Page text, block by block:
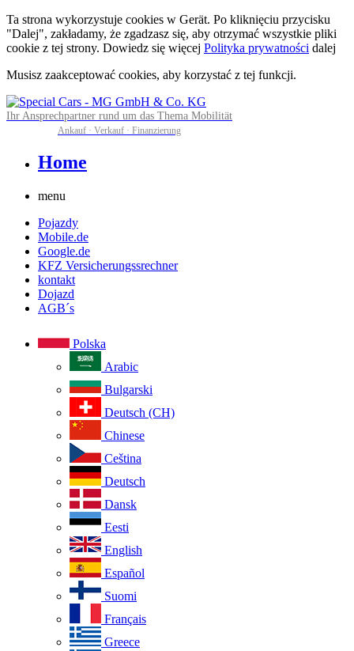
Ta strona wykorzystuje cookies w Gerät. Po kliknięciu przycisku
"Dalej", zakładamy, że zgadzasz się, aby otrzymać wszystkie pliki
cookie z tej strony. Dowiedz się więcej Polityka prywatności dalej
Musisz zaakceptować cookies, aby korzystać z tej funkcji.
Ihr Ansprechpartner rund um das Thema Mobilität
Ankauf · Verkauf · Finanzierung
Home
menu
Pojazdy
Mobile.de
Google.de
KFZ Versicherungssrechner
kontakt
Dojazd
AGB´s
Polska
Arabic
Bulgarski
Deutsch (CH)
Chinese
Ceština
Deutsch
Dansk
Eesti
English
Español
Suomi
Français
Greece